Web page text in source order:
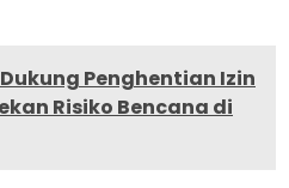
Penghentian Izin
Risiko Bencana di